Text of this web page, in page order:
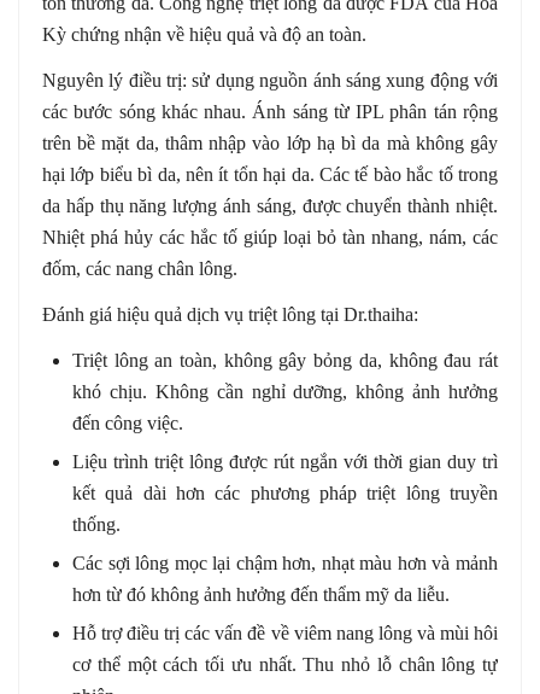
Kỳ chứng nhận về hiệu quả và độ an toàn.
Nguyên lý điều trị: sử dụng nguồn ánh sáng xung động với
các bước sóng khác nhau. Ánh sáng từ IPL phân tán rộng
trên bề mặt da, thâm nhập vào lớp hạ bì da mà không gây
hại lớp biểu bì da, nên ít tổn hại da. Các tế bào hắc tố trong
da hấp thụ năng lượng ánh sáng, được chuyển thành nhiệt.
Nhiệt phá hủy các hắc tố giúp loại bỏ tàn nhang, nám, các
đốm, các nang chân lông.
Đánh giá hiệu quả dịch vụ triệt lông tại Dr.thaiha:
Triệt lông an toàn, không gây bỏng da, không đau rát
khó chịu. Không cần nghỉ dưỡng, không ảnh hưởng
đến công việc.
Liệu trình triệt lông được rút ngắn với thời gian duy trì
kết quả dài hơn các phương pháp triệt lông truyền
thống.
Các sợi lông mọc lại chậm hơn, nhạt màu hơn và mảnh
hơn từ đó không ảnh hưởng đến thẩm mỹ da liễu.
Hỗ trợ điều trị các vấn đề về viêm nang lông và mùi hôi
cơ thể một cách tối ưu nhất. Thu nhỏ lỗ chân lông tự